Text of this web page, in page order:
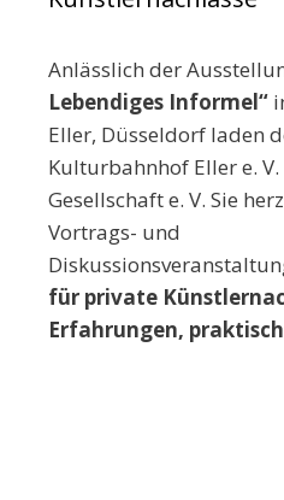
Anlässlich der
Lebendiges Informel“
Eller, Düsseldorf laden
Kulturbahnhof Eller e.
Gesellschaft e. V. Sie
Vortrags- und
für private
Erfahrungen,